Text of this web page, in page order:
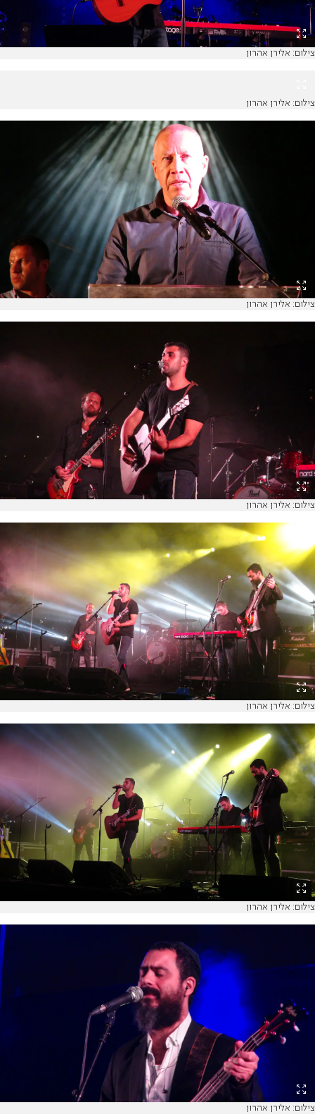
צילום: אלירן אהרון
צילום: אלירן אהרון
צילום: אלירן אהרון
צילום: אלירן אהרון
צילום: אלירן אהרון
צילום: אלירן אהרון
צילום: אלירן אהרון